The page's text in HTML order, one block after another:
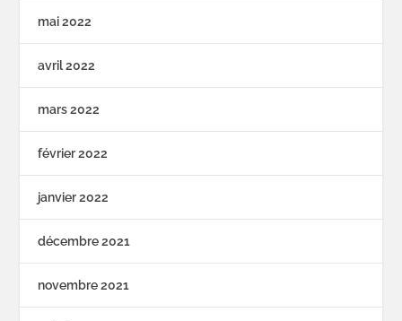
mai 2022
avril 2022
mars 2022
février 2022
janvier 2022
décembre 2021
novembre 2021